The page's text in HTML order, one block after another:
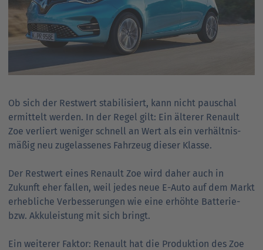
Ob sich der Restwert stabilisiert, kann nicht pauschal
ermittelt werden. In der Regel gilt: Ein älterer Renault
Zoe verliert weniger schnell an Wert als ein ver­hält­nis­
mäßig neu zugelassenes Fahrzeug dieser Klasse.
Der Restwert eines Renault Zoe wird daher auch in
Zukunft eher fallen, weil jedes neue E-Auto auf dem Markt
erhebliche Verbesserungen wie eine erhöhte Batterie-
bzw. Akkuleistung mit sich bringt.
Ein weiterer Faktor: Renault hat die Produktion des Zoe